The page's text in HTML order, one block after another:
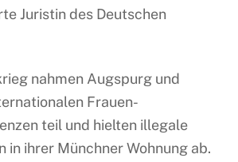
Juristin des Deutschen
nahmen Augspurg und
Frauen-
teil und hielten illegale
in ihrer Münchner Wohnung ab.